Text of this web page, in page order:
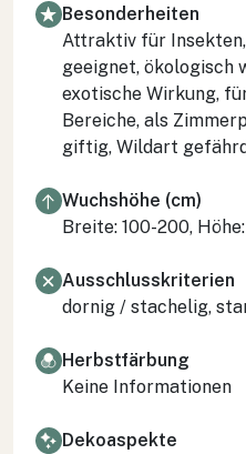
Besonderheiten
Attraktiv für
geeignet, ökologisch
exotische Wirkung,
Bereiche, als
giftig, Wildart
Wuchshöhe (cm)
Breite: 100-200,
Ausschlusskriterien
dornig / stachelig,
Herbstfärbung
Keine Informationen
Dekoaspekte